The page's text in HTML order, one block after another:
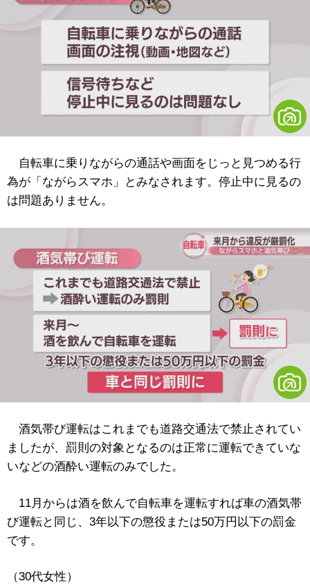
自転車に乗りながらの通話や画面をじっと見つめる行
為が「ながらスマホ」とみなされます。停止中に見るの
は問題ありません。
酒気帯び運転はこれまでも道路交通法で禁止されてい
ましたが、罰則の対象となるのは正常に運転できていな
いなどの酒酔い運転のみでした。
11月からは酒を飲んで自転車を運転すれば車の酒気帯
び運転と同じ、3年以下の懲役または50万円以下の罰金
です。
（30代女性）